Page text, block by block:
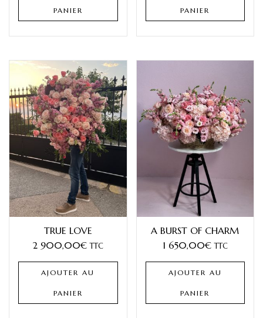
PANIER PANIER
TRUE LOVE
2 900,00€ TTC
AJOUTER AU
PANIER
A BURST OF CHARM
1 650,00€ TTC
AJOUTER AU
PANIER